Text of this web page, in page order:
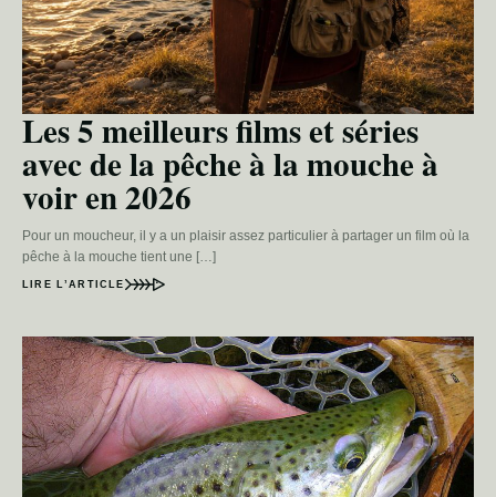
Les 5 meilleurs films et séries
avec de la pêche à la mouche à
voir en 2026
Pour un moucheur, il y a un plaisir assez particulier à partager un film où la
pêche à la mouche tient une […]
LIRE L’ARTICLE